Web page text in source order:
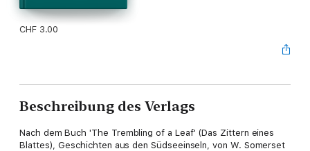
CHF 3.00
Beschreibung des Verlags
Nach dem Buch 'The Trembling of a Leaf' (Das Zittern eines
Blattes), Geschichten aus den Südseeinseln, von W. Somerset